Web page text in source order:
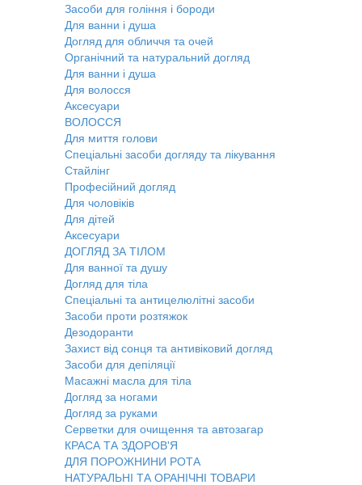
Засоби для гоління і бороди
Для ванни і душа
Догляд для обличчя та очей
Органічний та натуральний догляд
Для ванни і душа
Для волосся
Аксесуари
ВОЛОССЯ
Для миття голови
Спеціальні засоби догляду та лікування
Стайлінг
Професійний догляд
Для чоловіків
Для дітей
Аксесуари
ДОГЛЯД ЗА ТІЛОМ
Для ванної та душу
Догляд для тіла
Спеціальні та антицелюлітні засоби
Засоби проти розтяжок
Дезодоранти
Захист від сонця та антивіковий догляд
Засоби для депіляції
Масажні масла для тіла
Догляд за ногами
Догляд за руками
Серветки для очищення та автозагар
КРАСА ТА ЗДОРОВ'Я
ДЛЯ ПОРОЖНИНИ РОТА
НАТУРАЛЬНІ ТА ОРАНІЧНІ ТОВАРИ